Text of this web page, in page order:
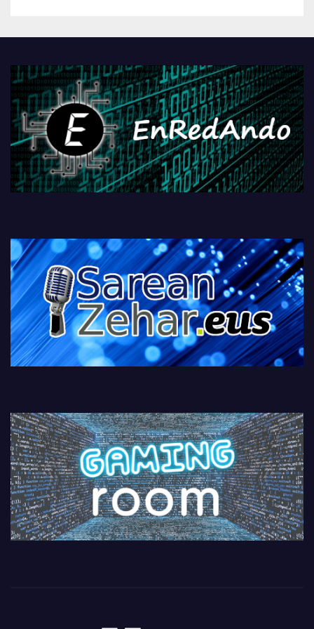
PlayStationeko bideojoko